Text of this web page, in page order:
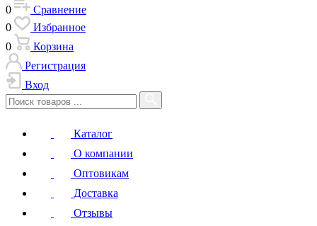
0
Сравнение
0
Избранное
0
Корзина
Регистрация
Вход
Каталог
О компании
Оптовикам
Доставка
Отзывы